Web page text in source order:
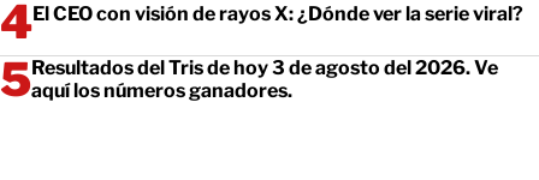
El CEO con visión de rayos X: ¿Dónde ver la serie viral?
Resultados del Tris de hoy 3 de agosto del 2026. Ve
aquí los números ganadores.